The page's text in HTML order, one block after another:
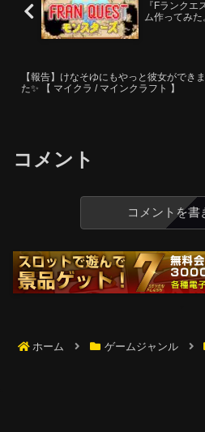
『Fランク
ム作ってみた
【報告】けなそゆにもやっと彼女ができ
た✨ 【 マイクラ / マインクラフト 】
コメント
コメントを書
ホーム ゲームジャンル